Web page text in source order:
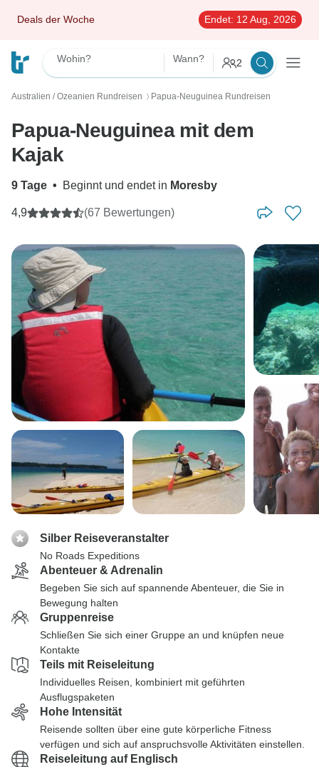
Deals der Woche Endet: 12 Aug, 2026
Wohin? Wann? 2
Australien / Ozeanien Rundreisen 〉 Papua-Neuguinea Rundreisen
Papua-Neuguinea mit dem
Kajak
9 Tage • Beginnt und endet in Moresby
4,9 (67 Bewertungen)
Silber Reiseveranstalter
No Roads Expeditions
Abenteuer & Adrenalin
Begeben Sie sich auf spannende Abenteuer, die Sie in
Bewegung halten
Gruppenreise
Schließen Sie sich einer Gruppe an und knüpfen neue
Kontakte
Teils mit Reiseleitung
Individuelles Reisen, kombiniert mit geführten
Ausflugspaketen
Hohe Intensität
Reisende sollten über eine gute körperliche Fitness
verfügen und sich auf anspruchsvolle Aktivitäten einstellen.
Reiseleitung auf Englisch